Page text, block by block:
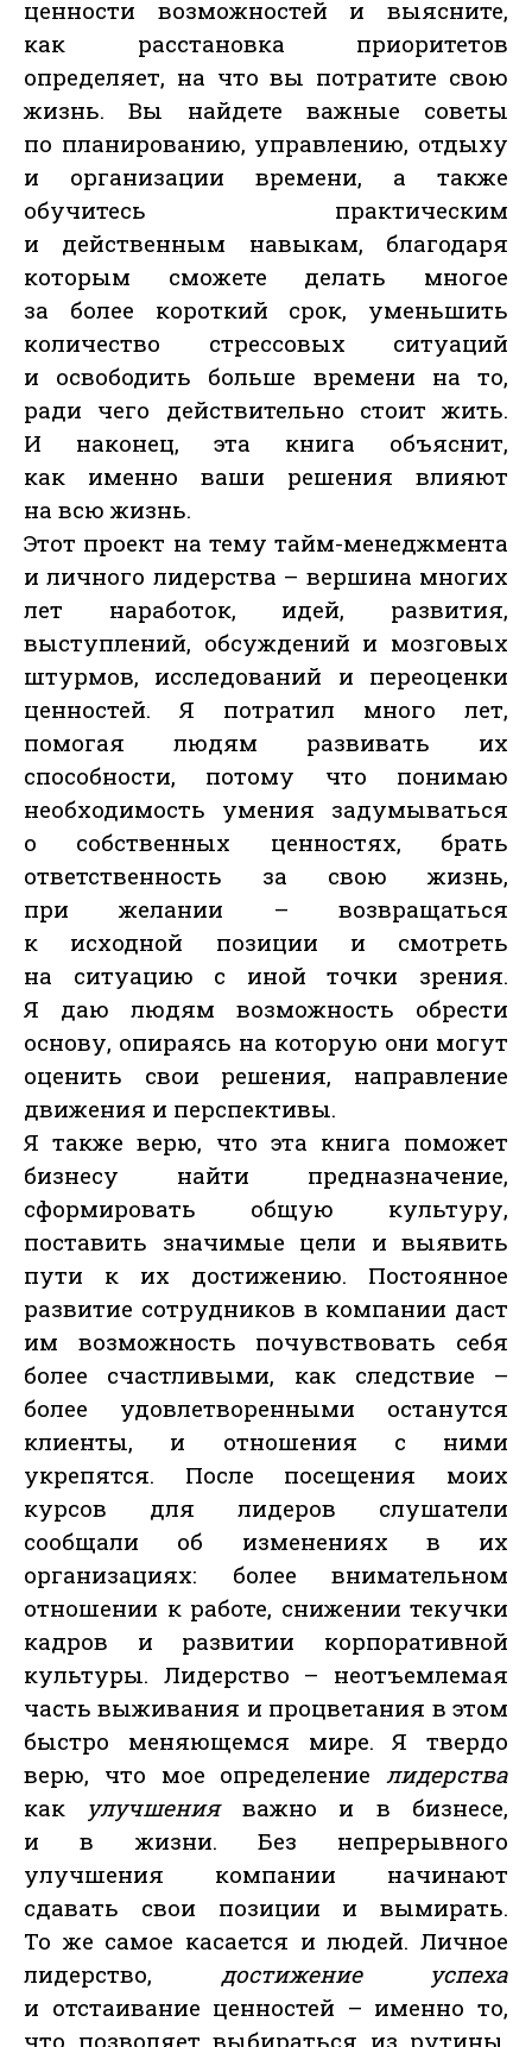
ценности возможностей и выясните,
как расстановка приоритетов
определяет, на что вы потратите свою
жизнь. Вы найдете важные советы
по планированию, управлению, отдыху
и организации времени, а также
обучитесь практическим
и действенным навыкам, благодаря
которым сможете делать многое
за более короткий срок, уменьшить
количество стрессовых ситуаций
и освободить больше времени на то,
ради чего действительно стоит жить.
И наконец, эта книга объяснит,
как именно ваши решения влияют
на всю жизнь.
Этот проект на тему тайм-менеджмента
и личного лидерства – вершина многих
лет наработок, идей, развития,
выступлений, обсуждений и мозговых
штурмов, исследований и переоценки
ценностей. Я потратил много лет,
помогая людям развивать их
способности, потому что понимаю
необходимость умения задумываться
о собственных ценностях, брать
ответственность за свою жизнь,
при желании – возвращаться
к исходной позиции и смотреть
на ситуацию с иной точки зрения.
Я даю людям возможность обрести
основу, опираясь на которую они могут
оценить свои решения, направление
движения и перспективы.
Я также верю, что эта книга поможет
бизнесу найти предназначение,
сформировать общую культуру,
поставить значимые цели и выявить
пути к их достижению. Постоянное
развитие сотрудников в компании даст
им возможность почувствовать себя
более счастливыми, как следствие –
более удовлетворенными останутся
клиенты, и отношения с ними
укрепятся. После посещения моих
курсов для лидеров слушатели
сообщали об изменениях в их
организациях: более внимательном
отношении к работе, снижении текучки
кадров и развитии корпоративной
культуры. Лидерство – неотъемлемая
часть выживания и процветания в этом
быстро меняющемся мире. Я твердо
верю, что мое определение лидерства
как улучшенияважно и в бизнесе,
и в жизни. Без непрерывного
улучшения компании начинают
сдавать свои позиции и вымирать.
То же самое касается и людей. Личное
лидерство, достижение успеха
и отстаивание ценностей – именно то,
что позволяет выбираться из рутины,